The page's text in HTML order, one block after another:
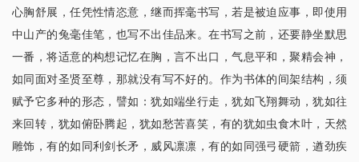
心胸舒展，任凭性情恣意，继而挥毫书写，若是被迫应事，即使用
中山产的兔毫佳笔，也写不出佳品来。在书写之前，还要静坐默思
一番，将适意的构想记忆在胸，言不出口，气息平和，聚精会神，
如同面对圣贤至尊，那就没有写不好的。作为书体的间架结构，须
赋予它多种的形态，譬如：犹如端坐行走，犹如飞翔舞动，犹如往
来回转，犹如俯卧腾起，犹如愁苦喜笑，有的犹如虫食木叶，天然
雕饰，有的如同利剑长矛，威风凛凛，有的如同强弓硬箭，遒劲疾